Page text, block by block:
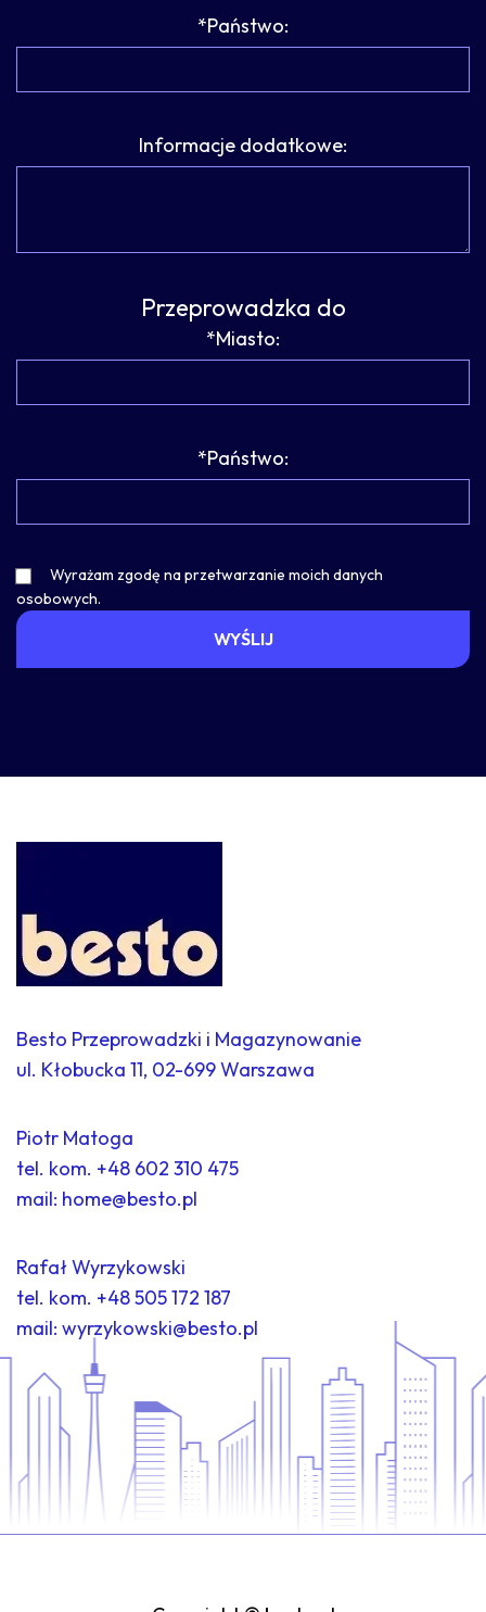
*Państwo:
Informacje dodatkowe:
Przeprowadzka do
*Miasto:
*Państwo:
Wyrażam zgodę na przetwarzanie moich danych
osobowych.
Besto Przeprowadzki i Magazynowanie
ul. Kłobucka 11, 02-699 Warszawa
Piotr Matoga
tel. kom. +48 602 310 475
mail: home@besto.pl
Rafał Wyrzykowski
tel. kom. +48 505 172 187
mail: wyrzykowski@besto.pl